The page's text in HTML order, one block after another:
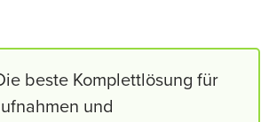
beste Komplettlösung für
und